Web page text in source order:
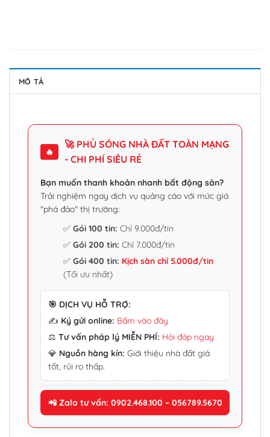
MÔ TẢ
🔥
🚀 PHỦ SÓNG NHÀ ĐẤT TOÀN MẠNG
- CHI PHÍ SIÊU RẺ
Bạn muốn thanh khoản nhanh bất động sản?
Trải nghiệm ngay dịch vụ quảng cáo với mức giá
"phá đảo" thị trường:
✅Gói 100 tin: Chỉ 9.000đ/tin
✅Gói 200 tin: Chỉ 7.000đ/tin
✅Gói 400 tin: Kịch sàn chỉ 5.000đ/tin
(Tối ưu nhất)
🎯 DỊCH VỤ HỖ TRỢ:
✍️ Ký gửi online: Bấm vào đây
⚖️ Tư vấn pháp lý MIỄN PHÍ: Hỏi đáp ngay
💎 Nguồn hàng kín: Giới thiệu nhà đất giá
tốt, rủi ro thấp.
📲 Zalo tư vấn: 0902.468.100 – 056789.5670